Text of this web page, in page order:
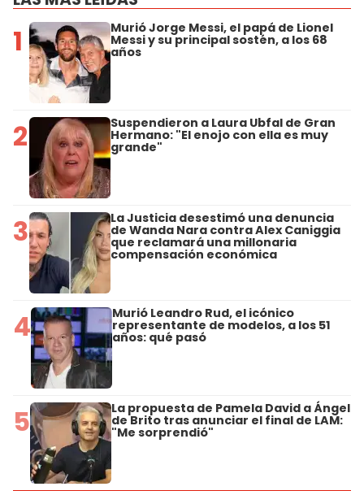
1 Murió Jorge Messi, el papá de Lionel
Messi y su principal sostén, a los 68
años
2 Suspendieron a Laura Ubfal de Gran
Hermano: "El enojo con ella es muy
grande"
3 La Justicia desestimó una denuncia
de Wanda Nara contra Alex Caniggia
que reclamará una millonaria
compensación económica
4 Murió Leandro Rud, el icónico
representante de modelos, a los 51
años: qué pasó
5 La propuesta de Pamela David a Ángel
de Brito tras anunciar el final de LAM:
"Me sorprendió"